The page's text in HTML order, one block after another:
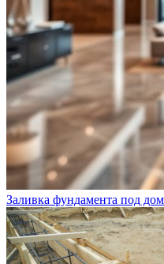
Заливка фундамента под дом